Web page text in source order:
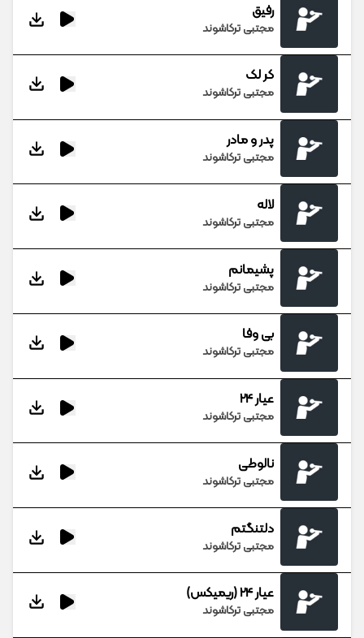
رفیق
مجتبی ترکاشوند
کر لک
مجتبی ترکاشوند
پدر و مادر
مجتبی ترکاشوند
لاله
مجتبی ترکاشوند
پشیمانم
مجتبی ترکاشوند
بی وفا
مجتبی ترکاشوند
عیار 24
مجتبی ترکاشوند
نالوطی
مجتبی ترکاشوند
دلتنگتم
مجتبی ترکاشوند
عیار 24 (ریمیکس)
مجتبی ترکاشوند